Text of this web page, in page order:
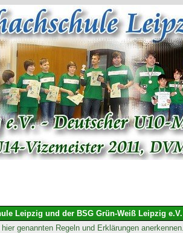
Leipzig und der BSG Grün-Weiß Leipzig
genannten Regeln und Erklärungen